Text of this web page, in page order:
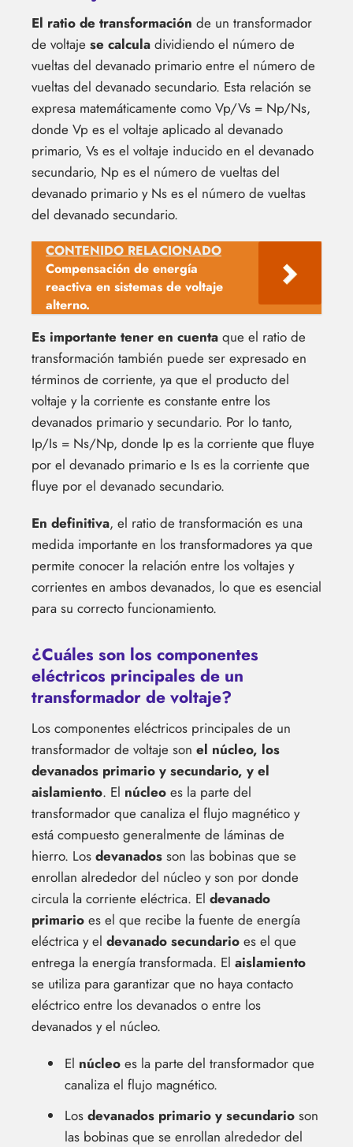
El ratio de transformación de un transformador
de voltaje se calcula dividiendo el número de
vueltas del devanado primario entre el número de
vueltas del devanado secundario. Esta relación se
expresa matemáticamente como Vp/Vs = Np/Ns,
donde Vp es el voltaje aplicado al devanado
primario, Vs es el voltaje inducido en el devanado
secundario, Np es el número de vueltas del
devanado primario y Ns es el número de vueltas
del devanado secundario.
CONTENIDO RELACIONADO
Compensación de energía
reactiva en sistemas de voltaje
alterno.
Es importante tener en cuenta que el ratio de
transformación también puede ser expresado en
términos de corriente, ya que el producto del
voltaje y la corriente es constante entre los
devanados primario y secundario. Por lo tanto,
Ip/Is = Ns/Np, donde Ip es la corriente que fluye
por el devanado primario e Is es la corriente que
fluye por el devanado secundario.
En definitiva, el ratio de transformación es una
medida importante en los transformadores ya que
permite conocer la relación entre los voltajes y
corrientes en ambos devanados, lo que es esencial
para su correcto funcionamiento.
¿Cuáles son los componentes
eléctricos principales de un
transformador de voltaje?
Los componentes eléctricos principales de un
transformador de voltaje son el núcleo, los
devanados primario y secundario, y el
aislamiento. El núcleo es la parte del
transformador que canaliza el flujo magnético y
está compuesto generalmente de láminas de
hierro. Los devanados son las bobinas que se
enrollan alrededor del núcleo y son por donde
circula la corriente eléctrica. El devanado
primario es el que recibe la fuente de energía
eléctrica y el devanado secundario es el que
entrega la energía transformada. El aislamiento
se utiliza para garantizar que no haya contacto
eléctrico entre los devanados o entre los
devanados y el núcleo.
El núcleo es la parte del transformador que
canaliza el flujo magnético.
Los devanados primario y secundario son
las bobinas que se enrollan alrededor del